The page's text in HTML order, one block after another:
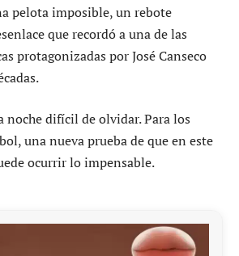
pelota imposible, un rebote
que recordó a una de las
protagonizadas por José Canseco
noche difícil de olvidar. Para los
una nueva prueba de que en este
ocurrir lo impensable.